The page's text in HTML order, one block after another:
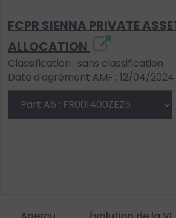
FCPR SIENNA PRIVATE
ALLOCATION
Classification : sans classification
Date d'agrément AMF : 12/04/2024